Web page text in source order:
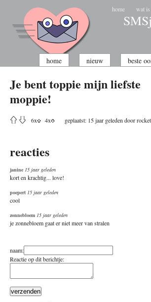
home wat
home nieuw beste
Je bent toppie mijn liefste
moppie!
6x 4x geplaatst: 15 jaar geleden doorrocket
reacties
janine 15 jaar geleden
kort en krachtig... love!
poepert 15 jaar geleden
cool
zonnebloem 15 jaar geleden
je zonnebloem gaat er niet meer van stralen
reageren
naam:
Reactie op dit berichtje: